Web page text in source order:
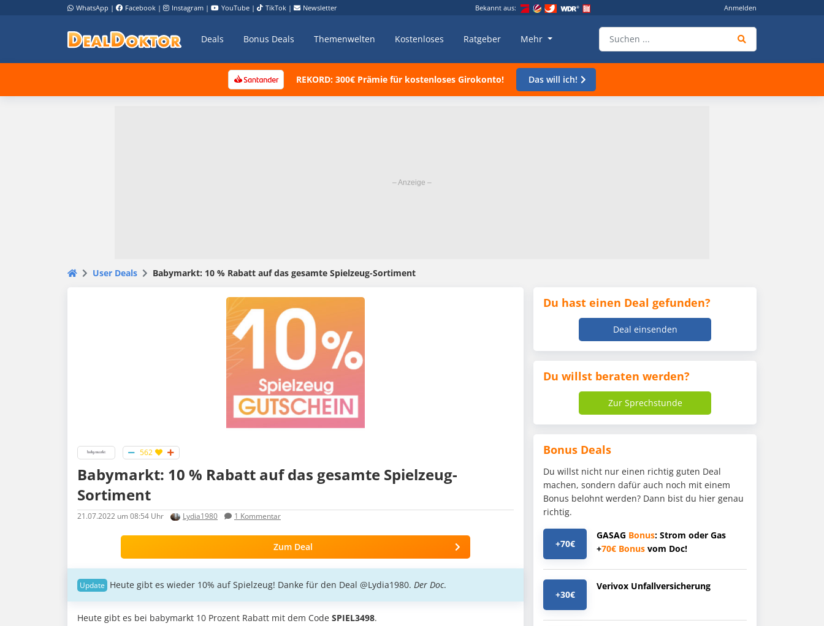
WhatsApp | Facebook | Instagram | YouTube | TikTok | Newsletter Bekannt aus: Anmelden
Deals Bonus Deals Themenwelten Kostenloses Ratgeber Mehr
REKORD: 300€ Prämie für kostenloses Girokonto! Das will ich!
User Deals Babymarkt: 10 % Rabatt auf das gesamte Spielzeug-Sortiment
562
Babymarkt: 10 % Rabatt auf das gesamte Spielzeug-
Sortiment
21.07.2022 um 08:54 Uhr Lydia1980 1 Kommentar
Zum Deal
Heute gibt es wieder 10% auf Spielzeug! Danke für den Deal @Lydia1980. Der Doc.
Heute gibt es bei babymarkt 10 Prozent Rabatt mit dem Code SPIEL3498.
Du hast einen Deal gefunden?
Deal einsenden
Du willst beraten werden?
Zur Sprechstunde
Bonus Deals
Du willst nicht nur einen richtig guten Deal
machen, sondern dafür auch noch mit einem
Bonus belohnt werden? Dann bist du hier genau
richtig.
+70€
GASAG Bonus: Strom oder Gas
+70€ Bonus vom Doc!
+30€
Verivox Unfallversicherung